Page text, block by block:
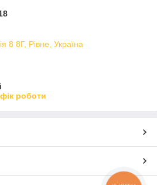
8 8Г, Рівне, Україна
роботи